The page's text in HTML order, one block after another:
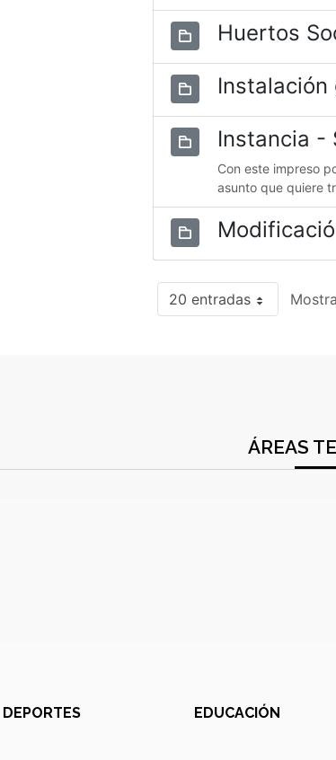
Huertos
Instalación
Instancia -
Con este impreso
asunto que quiere
20 entradas
ÁREAS
DEPORTES EDUCACIÓN